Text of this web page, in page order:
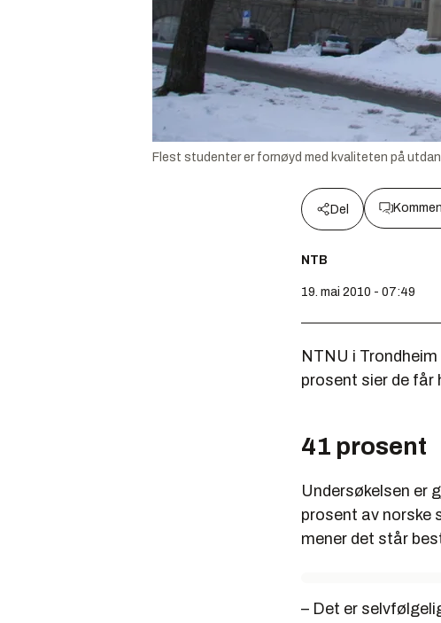
Flest studenter er fornøyd med kvaliteten på
Del
NTB
19. mai 2010 - 07:49
NTNU i
prosent sier de får
41 prosent
Undersøkelsen er
prosent av norske
mener det står
– Det er